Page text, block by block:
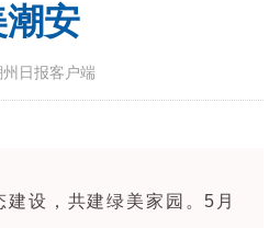
安
日报客户端
设，共建绿美家园。5月